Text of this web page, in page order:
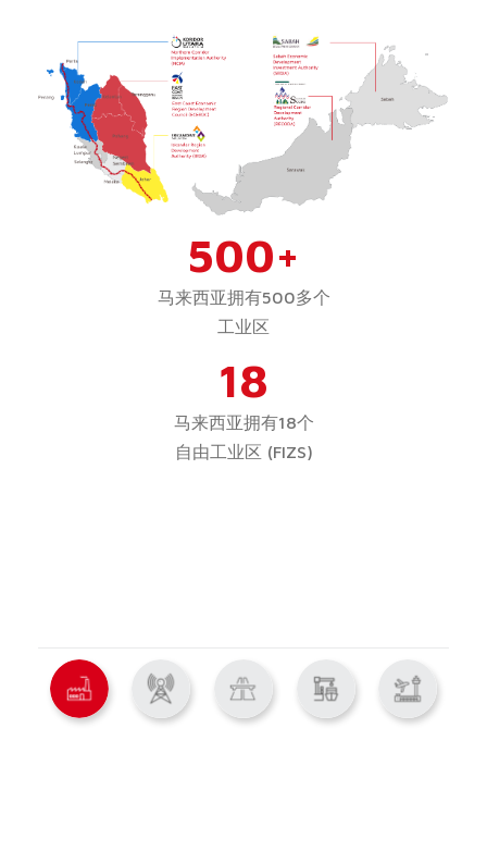
500+
马来西亚拥有500多个
工业区
18
马来西亚拥有18个
自由工业区 (FIZS)